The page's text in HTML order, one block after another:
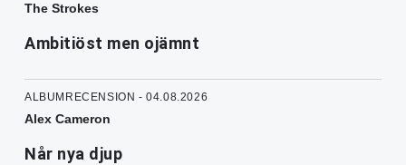
The Strokes
Ambitiöst men ojämnt
ALBUMRECENSION - 04.08.2026
Alex Cameron
Når nya djup